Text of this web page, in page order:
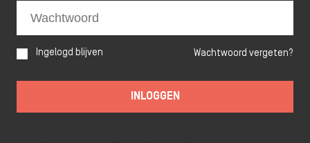
Ingelogd blijven Wachtwoord vergeten?
INLOGGEN